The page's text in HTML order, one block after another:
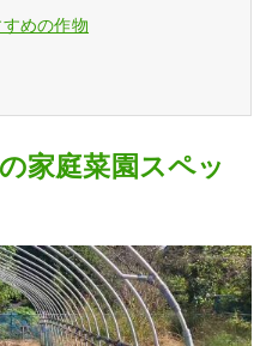
めの作物
家庭菜園スペッ